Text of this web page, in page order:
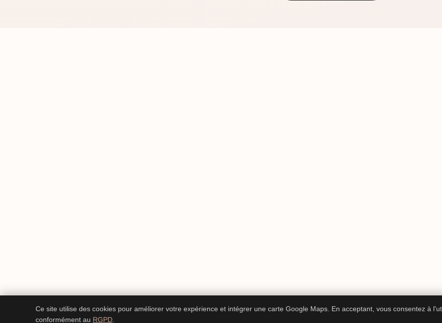
Ce site utilise des cookies pour améliorer votre expérience et intégrer une carte Google Maps. En acceptant, vous consentez à
conformément au RGPD